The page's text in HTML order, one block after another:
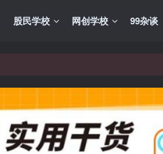
股民学校 网创学校 99杂谈
资源，炒股教程、创业教程、网络营销